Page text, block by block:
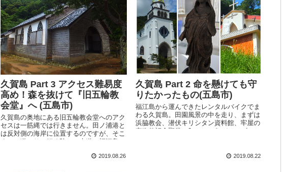
久賀島 Part 3 アクセス難易度
高め！森を抜けて『旧五輪教
会堂』へ (五島市)
久賀島の奥地にある旧五輪教会堂へのアク
セスは一筋縄では行きません。田ノ浦港と
は反対側の海岸に位置するのですが、そこ
までの道のりは細く険しい山道。福江島か
2019.08.26
久賀島 Part 2 命を懸けても守
りたかったもの(五島市)
福江島から運んできたレンタルバイクでま
わる久賀島。田園風景の中を走り、まずは
浜脇教会、潜伏キリシタン資料館、牢屋の
窄殉教記念聖堂の3つのスポットへと向か
2019.08.22